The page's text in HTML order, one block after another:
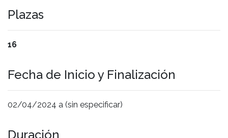
Plazas
16
Fecha de Inicio y Finalización
02/04/2024 a (sin especificar)
Duración